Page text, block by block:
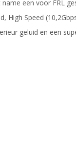
een voor FRL
High Speed
geluid en een